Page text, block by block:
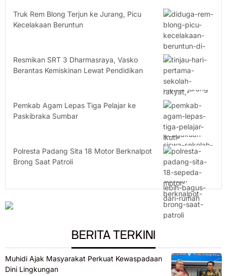
Truk Rem Blong Terjun ke Jurang, Picu
Kecelakaan Beruntun
Resmikan SRT 3 Dharmasraya, Vasko
Berantas Kemiskinan Lewat Pendidikan
Pemkab Agam Lepas Tiga Pelajar ke
Paskibraka Sumbar
Polresta Padang Sita 18 Motor Berknalpot
Brong Saat Patroli
BERITA TERKINI
Muhidi Ajak Masyarakat Perkuat Kewaspadaan
Dini Lingkungan